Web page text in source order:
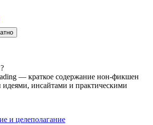
— краткое содержание нон-фикшен
инсайтами и практическими
и целеполагание